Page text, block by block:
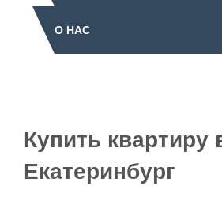
О НАС
Купить квартиру
Екатеринбург